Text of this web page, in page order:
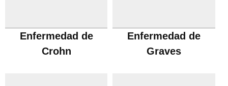
Enfermedad de
Crohn
Enfermedad de
Graves